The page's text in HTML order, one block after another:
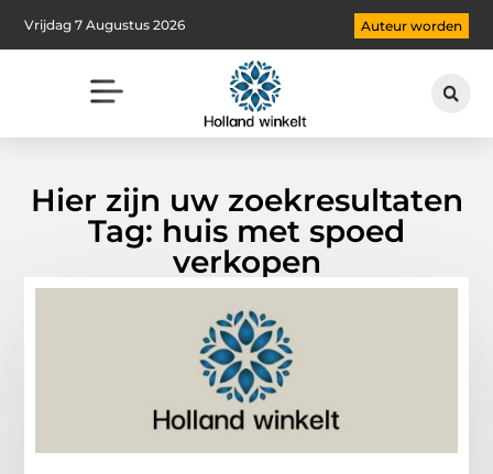
Vrijdag 7 Augustus 2026 Auteur worden
Hier zijn uw zoekresultaten
Tag: huis met spoed
verkopen